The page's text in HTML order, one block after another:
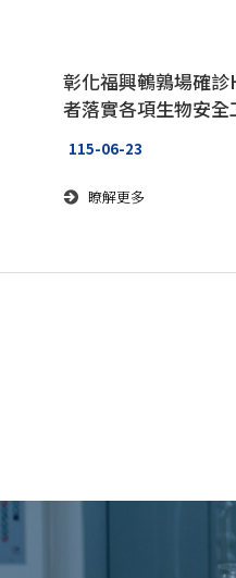
彰化福興鵪鶉場確
者落實各項生物安全
115-06-23
瞭解更多